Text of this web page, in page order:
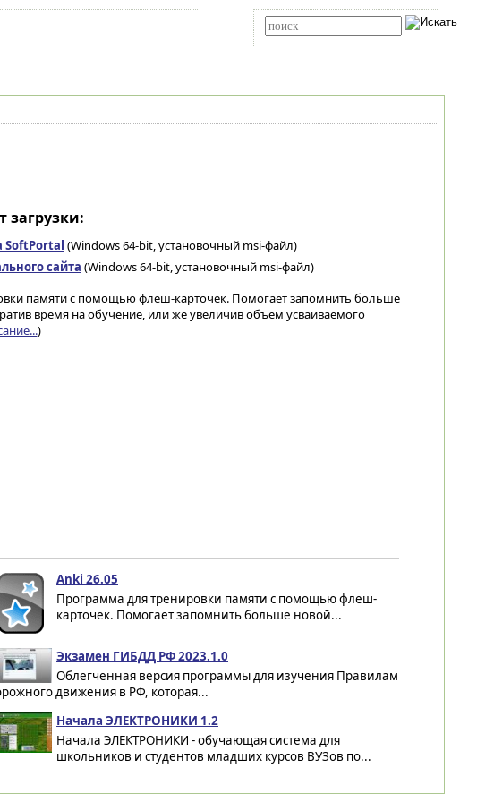
загрузки:
SoftPortal (Windows 64-bit, установочный msi-файл)
сайта (Windows 64-bit, установочный msi-файл)
памяти с помощью флеш-карточек. Помогает запомнить больше
время на обучение, или же увеличив объем усваиваемого
)
Anki 26.05
Программа для тренировки памяти с помощью флеш-
карточек. Помогает запомнить больше новой...
Экзамен ГИБДД РФ 2023.1.0
Облегченная версия программы для изучения Правилам
движения в РФ, которая...
Начала ЭЛЕКТРОНИКИ 1.2
Начала ЭЛЕКТРОНИКИ - обучающая система для
школьников и студентов младших курсов ВУЗов по...